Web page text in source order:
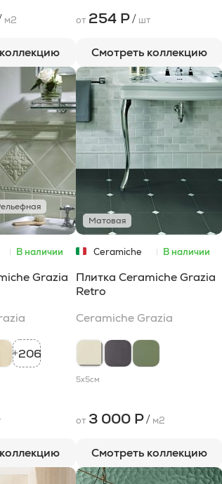
м2 от 254 Р/ шт
Смотреть коллекцию
В наличии
Grazia
+206
Матовая
Ceramiche В наличии
Плитка Ceramiche Grazia
Retro
Ceramiche Grazia
5x5см
от 3 000 Р/ м2
Смотреть коллекцию